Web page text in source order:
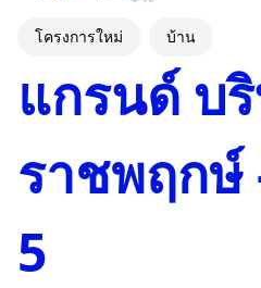
โครงการใหม่ บ้าน
แกรนด์ บ
ราชพฤกษ์
5